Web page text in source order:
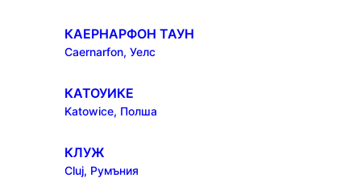
КАЕРНАРФОН ТАУН
Caernarfon, Уелс
КАТОУИКЕ
Katowice, Полша
КЛУЖ
Cluj, Румъния